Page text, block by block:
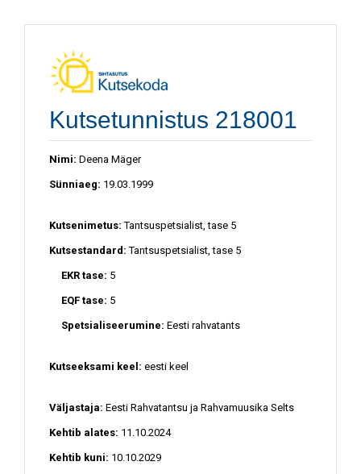
Kutsetunnistus 218001
Nimi: Deena Mäger
Sünniaeg: 19.03.1999
Kutsenimetus:Tantsuspetsialist, tase 5
Kutsestandard:Tantsuspetsialist, tase 5
EKR tase: 5
EQF tase: 5
Spetsialiseerumine: Eesti rahvatants
Kutseeksami keel: eesti keel
Väljastaja: Eesti Rahvatantsu ja Rahvamuusika Selts
Kehtib alates: 11.10.2024
Kehtib kuni: 10.10.2029